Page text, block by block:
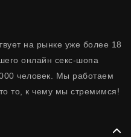
на рынке уже более 18
онлайн секс-шопа
человек. Мы работаем
то, к чему мы стремимся!